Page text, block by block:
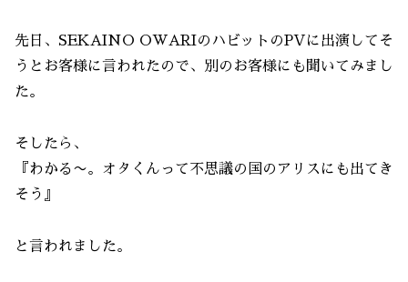
先日、SEKAINO OWARIのハビットのPVに出演してそ
うとお客様に言われたので、別のお客様にも聞いてみまし
た。
そしたら、
『わかる〜。オタくんって不思議の国のアリスにも出てき
そう』
と言われました。